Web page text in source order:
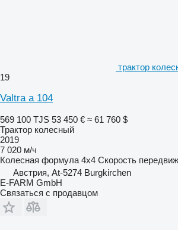
трактор
19
Valtra a 104
569 100 TJS 53 450 € ≈ 61 760 $
Трактор колесный
2019
7 020 м/ч
Колесная формула 4x4 Скорость
Австрия, At-5274 Burgkirchen
E-FARM GmbH
Связаться с продавцом